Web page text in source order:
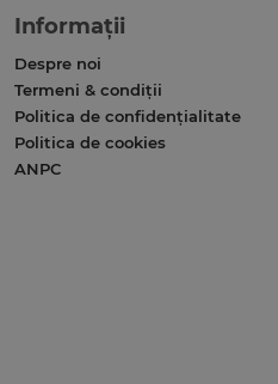
Informații
Despre noi
Termeni & condiții
Politica de confidențialitate
Politica de cookies
ANPC